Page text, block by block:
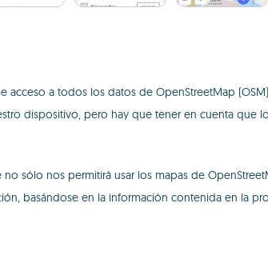
acceso a todos los datos de OpenStreetMap
dispositivo, pero hay que tener en cuenta
sólo nos permitirá usar los mapas de
basándose en la información contenida en la